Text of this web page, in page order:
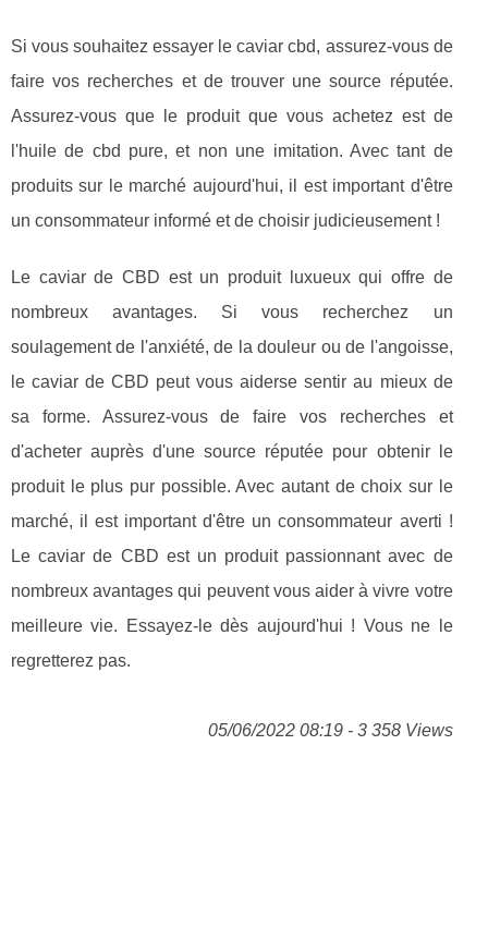
Si vous souhaitez essayer le caviar cbd, assurez-vous de
faire vos recherches et de trouver une source réputée.
Assurez-vous que le produit que vous achetez est de
l'huile de cbd pure, et non une imitation. Avec tant de
produits sur le marché aujourd'hui, il est important d'être
un consommateur informé et de choisir judicieusement !
Le caviar de CBD est un produit luxueux qui offre de
nombreux avantages. Si vous recherchez un
soulagement de l'anxiété, de la douleur ou de l'angoisse,
le caviar de CBD peut vous aiderse sentir au mieux de
sa forme. Assurez-vous de faire vos recherches et
d'acheter auprès d'une source réputée pour obtenir le
produit le plus pur possible. Avec autant de choix sur le
marché, il est important d'être un consommateur averti !
Le caviar de CBD est un produit passionnant avec de
nombreux avantages qui peuvent vous aider à vivre votre
meilleure vie. Essayez-le dès aujourd'hui ! Vous ne le
regretterez pas.
05/06/2022 08:19 - 3 358 Views